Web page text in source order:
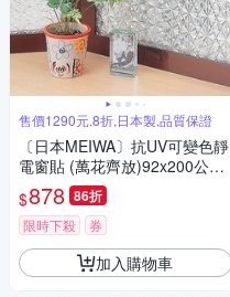
售價1290元,8折,日本製,品質保證
〔日本MEIWA〕抗UV可變色靜
電窗貼 (萬花齊放)92x200公分
★促銷★
$878 86折
限時下殺 券
加入購物車